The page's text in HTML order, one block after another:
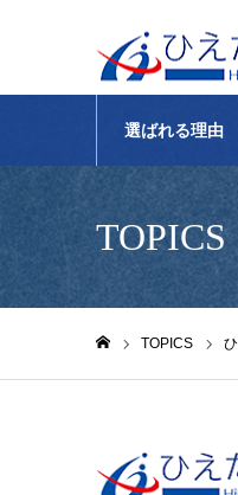
選ばれる理由
TOPICS
TOPICS